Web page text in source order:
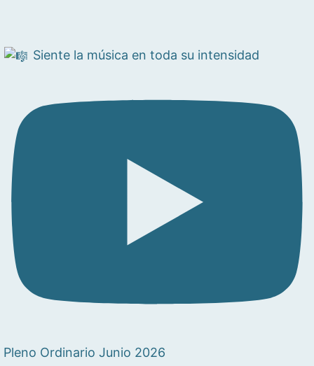
Siente la música en toda su intensidad
Pleno Ordinario Junio 2026